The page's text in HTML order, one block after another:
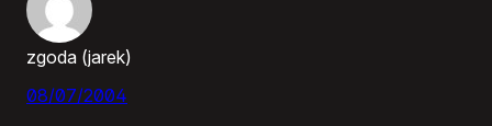
zgoda (jarek)
08/07/2004